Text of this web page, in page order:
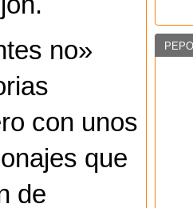
no»
con unos
que
de